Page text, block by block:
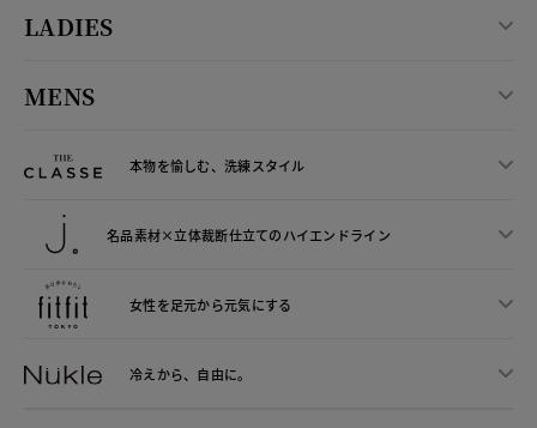
LADIES
MENS
本物を愉しむ、洗練スタイル
名品素材×立体裁断仕立てのハイエンドライン
女性を足元から元気にする
冷えから、 自由に。